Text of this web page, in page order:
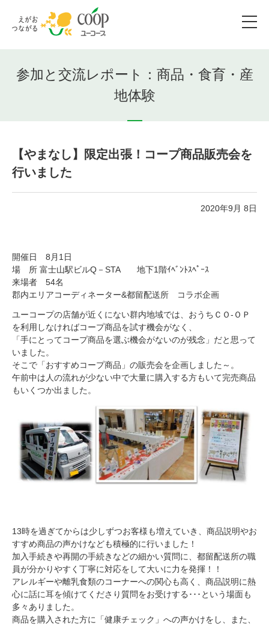
参加と交流レポート：商品・食育・産
地体験
【やまなし】限定出張！コープ商品販売会を
行いました
2020年9月 8日
開催日 8月1日
場 所 富士山駅ビルQ－STA 地下1階ｲﾍﾞﾝﾄｽﾍﾟｰｽ
来場者 54名
郡内エリアコーディネーター&都留配送所 コラボ企画
ユーコープの店舗が近くにない群内地域では、おうちＣＯ-ＯＰ
を利用しなければコープ商品を試す機会がなく、
「手にとってコープ商品を選ぶ機会がないのが残念」だと思って
いました。
そこで「おすすめコープ商品」の販売会を企画しました～。
午前中は人の流れが少ない中で大量に購入する方もいて完売商品
もいくつか出ました。
13時を過ぎてからは少しずつお客様も増えていき、商品説明やお
すすめ商品の声かけなども積極的に行いました！
加入手続きや再開の手続きなどの細かい質問に、都留配送所の職
員が分かりやすく丁寧に対応をして大いに力を発揮！！
アレルギーや離乳食類のコーナーへの関心も高く、商品説明に熱
心に話に耳を傾けてくださり質問をお受けする･･･という場面も
多々ありました。
商品を購入された方に「健康チェック」への声かけをし、また、